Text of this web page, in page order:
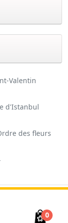
0
Valentin
d'Istanbul
des fleurs
Sistemleri